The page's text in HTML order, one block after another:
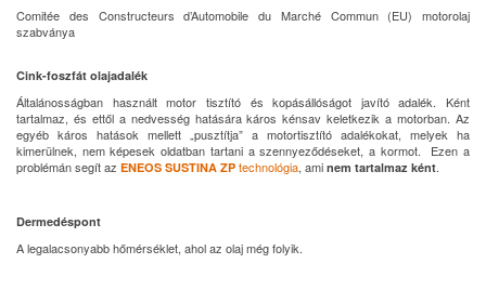
Comitée des Constructeurs d’Automobile du Marché Commun (EU) motorolaj
szabványa
Cink-foszfát olajadalék
Általánosságban használt motor tisztító és kopásállóságot javító adalék. Ként
tartalmaz, és ettől a nedvesség hatására káros kénsav keletkezik a motorban. Az
egyéb káros hatások mellett „pusztítja” a motortisztító adalékokat, melyek ha
kimerülnek, nem képesek oldatban tartani a szennyeződéseket, a kormot. Ezen a
problémán segít az ENEOS SUSTINA ZP technológia, ami nem tartalmaz ként.
Dermedéspont
A legalacsonyabb hőmérséklet, ahol az olaj még folyik.